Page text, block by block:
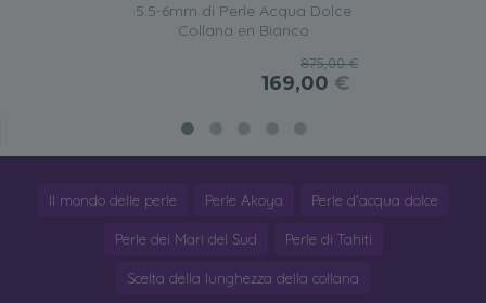
5.5-6mm di Perle Acqua Dolce
Collana en Bianco
875,00 €
169,00 €
Il mondo delle perle Perle Akoya Perle d'acqua dolce
Perle dei Mari del Sud Perle di Tahiti
Scelta della lunghezza della collana